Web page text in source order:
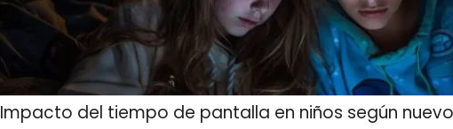
Impacto del tiempo de pantalla en niños según